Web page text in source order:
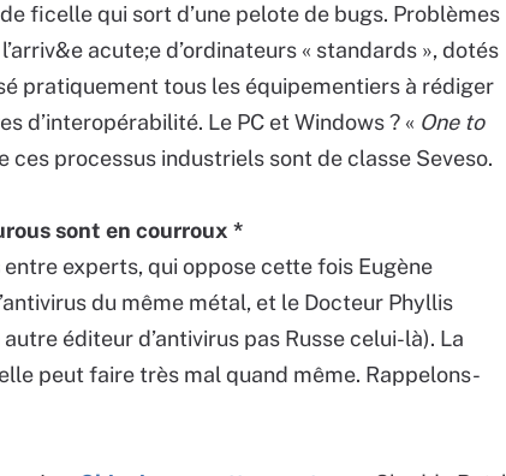
ficelle qui sort d’une pelote de bugs. Problèmes
acute;e d’ordinateurs « standards », dotés
pratiquement tous les équipementiers à rédiger
d’interopérabilité. Le PC et Windows ? « One to
ces processus industriels sont de classe Seveso.
sont en courroux *
entre experts, qui oppose cette fois Eugène
du même métal, et le Docteur Phyllis
éditeur d’antivirus pas Russe celui-là). La
peut faire très mal quand même. Rappelons-